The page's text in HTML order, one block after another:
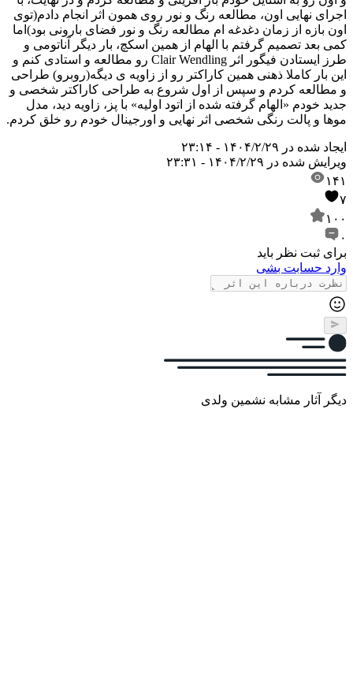
اجرای نهایی اون، مطالعه رنگ و نور روی همون اثر انجام دادم(توی
اون بازه از زمان دغدغه ام مطالعه رنگ و نور فضای بارونی بود) اما
کمی بعد تصمیم گرفتم با الهام از همین اسکچ، بار دیگر آناتومی و
طرز ایستادن فیگور اثر Clair Wendling رو مطالعه و استادی کنم و
این بار کاملا ذهنی همین کاراکتر رو از زاویه ی دیگه(روبرو) طراحی
و مطالعه کردم و سپس از اول شروع به طراحی کاراکتر شخصی و
جدید خودم «الهام گرفته شده از اتود اولیه» با پز، زاویه دید، مدل
موها و پالت رنگی شخصی اثر نهایی و اورجینال خودم رو خلق کردم.
ایجاد شده در ۱۴۰۴/۲/۲۹ - ۲۳:۱۴
ویرایش شده در ۱۴۰۴/۲/۲۹ - ۲۳:۳۱
۱۴۱
۷
۱۰۰
۰
برای ثبت نظر باید
وارد حسابت بشی
دیگر آثار مشابه نشمین ولدی